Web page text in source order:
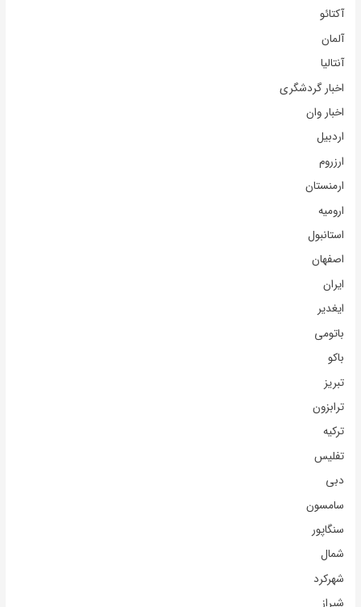
آکتائو
آلمان
آنتالیا
اخبار گردشگری
اخبار وان
اردبیل
ارزروم
ارمنستان
ارومیه
استانبول
اصفهان
ایران
ایغدیر
باتومی
باکو
تبریز
ترابزون
ترکیه
تفلیس
دبی
سامسون
سنگاپور
شمال
شهرکرد
شیراز